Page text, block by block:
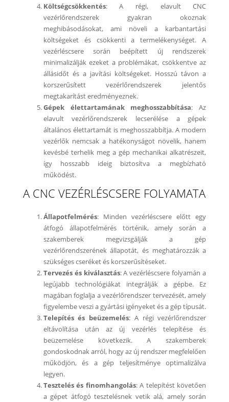
Költségcsökkentés: A régi, elavult CNC
vezérlőrendszerek gyakran okoznak
meghibásodásokat, ami növeli a karbantartási
költségeket és csökkenti a termelékenységet. A
vezérléscsere során beépített új rendszerek
minimalizálják ezeket a problémákat, csökkentve az
állásidőt és a javítási költségeket. Hosszú távon a
korszerűsített vezérlőrendszerek jelentős
megtakarítást eredményeznek.
Gépek élettartamának meghosszabbítása: Az
elavult vezérlőrendszerek lecserélése a gépek
általános élettartamát is meghosszabbítja. A modern
vezérlők nemcsak a hatékonyságot növelik, hanem
kevésbé terhelik meg a gép mechanikai alkatrészeit,
így hosszabb ideig biztosítva a megbízható
működést.
A CNC VEZÉRLÉSCSERE FOLYAMATA
Állapotfelmérés: Minden vezérléscsere előtt egy
átfogó állapotfelmérés történik, amely során a
szakemberek megvizsgálják a gép
vezérlőrendszerének állapotát, és meghatározzák a
szükséges cseréket és korszerűsítéseket.
Tervezés és kiválasztás: A vezérléscsere folyamán a
legújabb technológiákat integrálják a gépbe. Ez
magában foglalja a vezérlőrendszer tervezését, amely
figyelembe veszi a gyártási igényeket és a gép típusát.
Telepítés és beüzemelés: A régi vezérlőrendszer
eltávolítása után az új vezérlés telepítése és
beüzemelése következik. A szakemberek
gondoskodnak arról, hogy az új rendszer megfelelően
működjön, és a gép teljesítménye optimalizálva
legyen.
Tesztelés és finomhangolás: A telepítést követően
a gépet átfogó tesztelésnek vetik alá, amely során